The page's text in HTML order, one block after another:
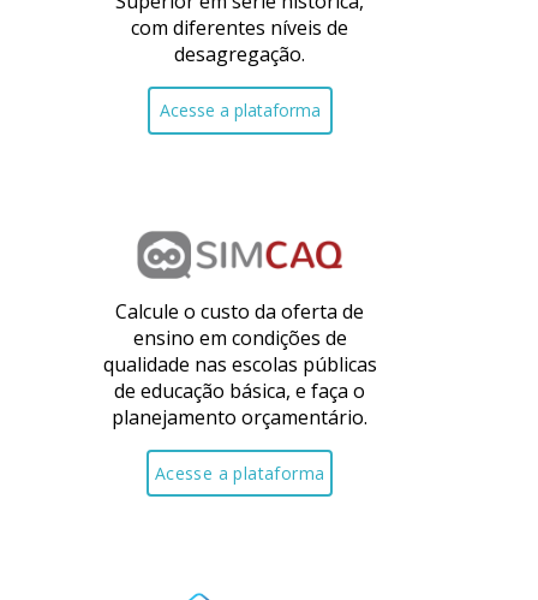
com diferentes níveis de
desagregação.
Acesse a plataforma
Calcule o custo da oferta de
ensino em condições de
qualidade nas escolas públicas
de educação básica, e faça o
planejamento orçamentário.
Acesse a plataforma